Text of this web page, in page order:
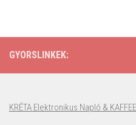
GYORSLINKEK:
KRÉTA Elektronikus Napló &